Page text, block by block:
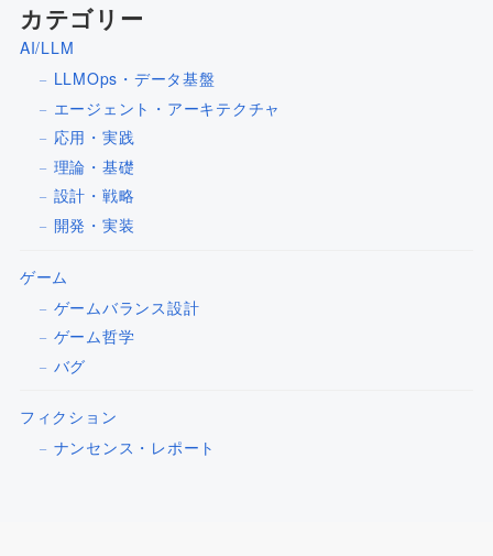
カテゴリー
AI/LLM
LLMOps・データ基盤
エージェント・アーキテクチャ
応用・実践
理論・基礎
設計・戦略
開発・実装
ゲーム
ゲームバランス設計
ゲーム哲学
バグ
フィクション
ナンセンス・レポート